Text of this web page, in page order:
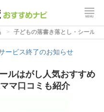
子どもの落書き落とし・シール
ービス終了のお知らせ
ルはがし人気おすすめ
マ口コミも紹介